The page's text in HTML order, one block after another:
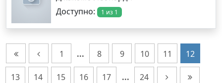
Доступно:
1 из 1
1 ... 8 9 10 11 12
13 14 15 16 17 ... 24